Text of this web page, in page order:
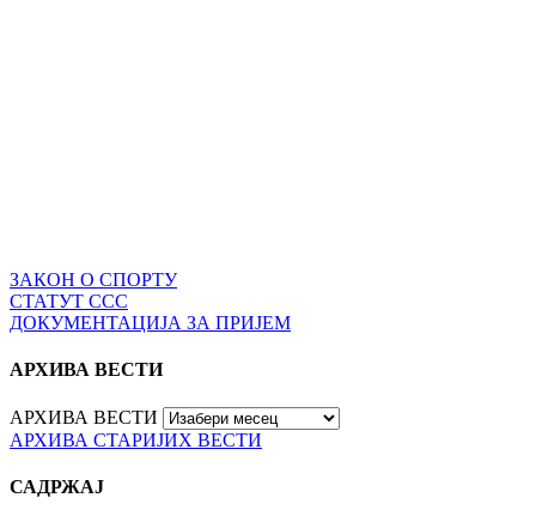
ЗАКОН О СПОРТУ
СТАТУТ ССС
ДОКУМЕНТАЦИЈА ЗА ПРИЈЕМ
АРХИВА ВЕСТИ
АРХИВА ВЕСТИ
АРХИВА СТАРИЈИХ ВЕСТИ
САДРЖАЈ